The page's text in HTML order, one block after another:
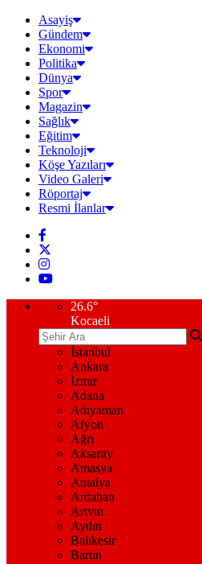
Asayiş
Gündem
Ekonomi
Politika
Dünya
Spor
Magazin
Sağlık
Eğitim
Teknoloji
Köşe Yazıları
Video Galeri
Röportaj
Resmi İlanlar
26.6°
Kocaeli
İstanbul
Ankara
İzmir
Adana
Adıyaman
Afyon
Ağrı
Aksaray
Amasya
Antalya
Ardahan
Artvin
Aydın
Balıkesir
Bartın